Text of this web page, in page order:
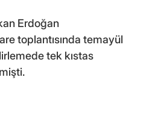
Erdoğan
toplantısında temayül
tek kıstas